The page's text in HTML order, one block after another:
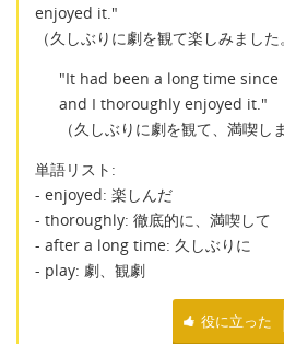
enjoyed it."
（久しぶりに劇を観て楽しみました
"It had been a long time since
and I thoroughly enjoyed it."
（久しぶりに劇を観て、満喫し
単語リスト:
- enjoyed: 楽しんだ
- thoroughly: 徹底的に、満喫して
- after a long time: 久しぶりに
- play: 劇、観劇
役に立った